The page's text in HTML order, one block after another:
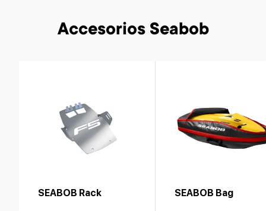
Accesorios Seabob
SEABOB Rack SEABOB Bag